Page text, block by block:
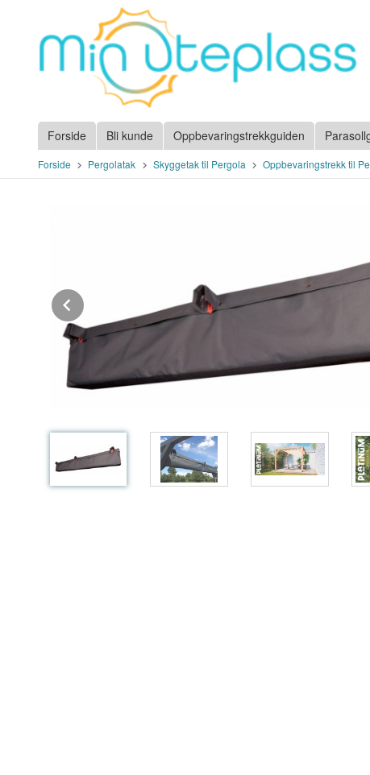
innholdet
Forside Bli kunde Oppbevaringstrekkguiden
Forside Pergolatak Skyggetak til Pergola Oppbevaringstrekk til